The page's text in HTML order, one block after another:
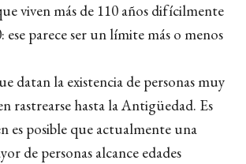
viven más de 110 años difícilmente
ese parece ser un límite más o menos
datan la existencia de personas muy
rastrearse hasta la Antigüedad. Es
es posible que actualmente una
de personas alcance edades